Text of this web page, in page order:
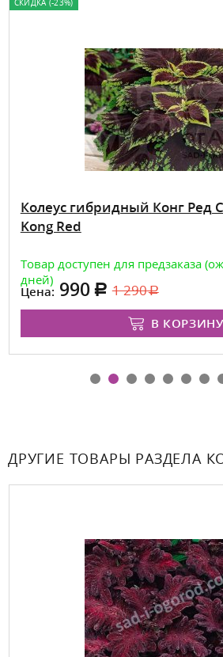
Колеус гибридный Конг Ред
Kong Red
Товар доступен для предзаказа
дней)
Цена: 990 1 290
В КОРЗИНУ
ДРУГИЕ ТОВАРЫ РАЗДЕЛА